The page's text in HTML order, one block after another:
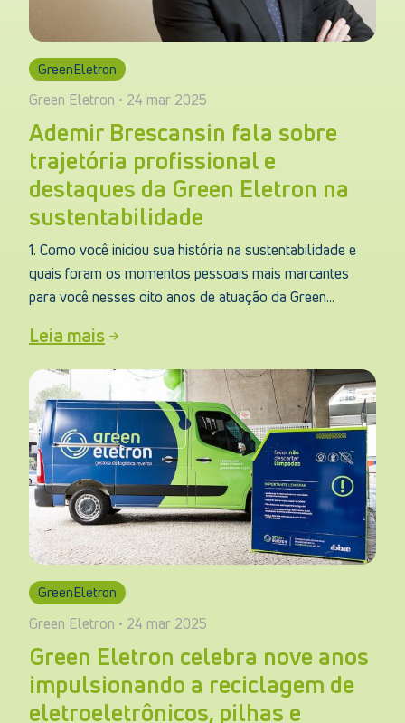
GreenEletron
Green Eletron • 24 mar 2025
Ademir Brescansin fala sobre
trajetória profissional e
destaques da Green Eletron na
sustentabilidade
1. Como você iniciou sua história na sustentabilidade e
quais foram os momentos pessoais mais marcantes
para você nesses oito anos de atuação da Green...
Leia mais
GreenEletron
Green Eletron • 24 mar 2025
Green Eletron celebra nove anos
impulsionando a reciclagem de
eletroeletrônicos, pilhas e